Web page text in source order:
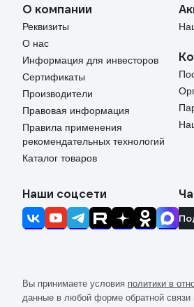
О компании
Реквизиты
О нас
Информация для инвесторов
Сертификаты
Производители
Правовая информация
Правила применения
рекомендательных технологий
Каталог товаров
Наши соцсети
Вы принимаете условия политики в
данные в любой форме обратной связи